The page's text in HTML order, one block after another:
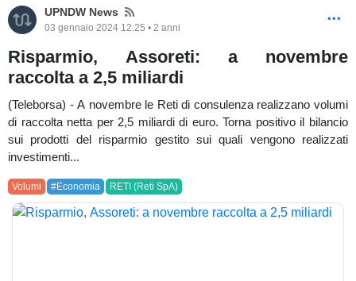
UPNDW News News
03 gennaio 2024 12:25 • 2 anni
Risparmio, Assoreti: a novembre
raccolta a 2,5 miliardi
(Teleborsa) - A novembre le Reti di consulenza realizzano volumi
di raccolta netta per 2,5 miliardi di euro. Torna positivo il bilancio
sui prodotti del risparmio gestito sui quali vengono realizzati
investimenti...
Volumi #Economia RETI (Reti SpA)